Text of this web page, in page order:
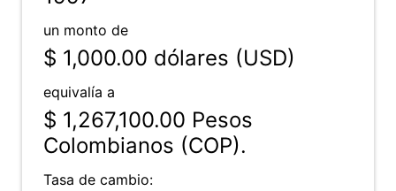
un monto de
$ 1,000.00 dólares (USD)
equivalía a
$ 1,267,100.00 Pesos
Colombianos (COP).
Tasa de cambio: